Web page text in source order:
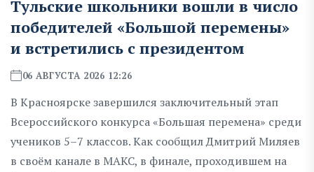
Тульские школьники вошли в число
победителей «Большой перемены»
и встретились с президентом
06 АВГУСТА 2026 12:26
В Красноярске завершился заключительный этап
Всероссийского конкурса «Большая перемена» среди
учеников 5–7 классов. Как сообщил Дмитрий Миляев
в своём канале в МАКС, в финале, проходившем на